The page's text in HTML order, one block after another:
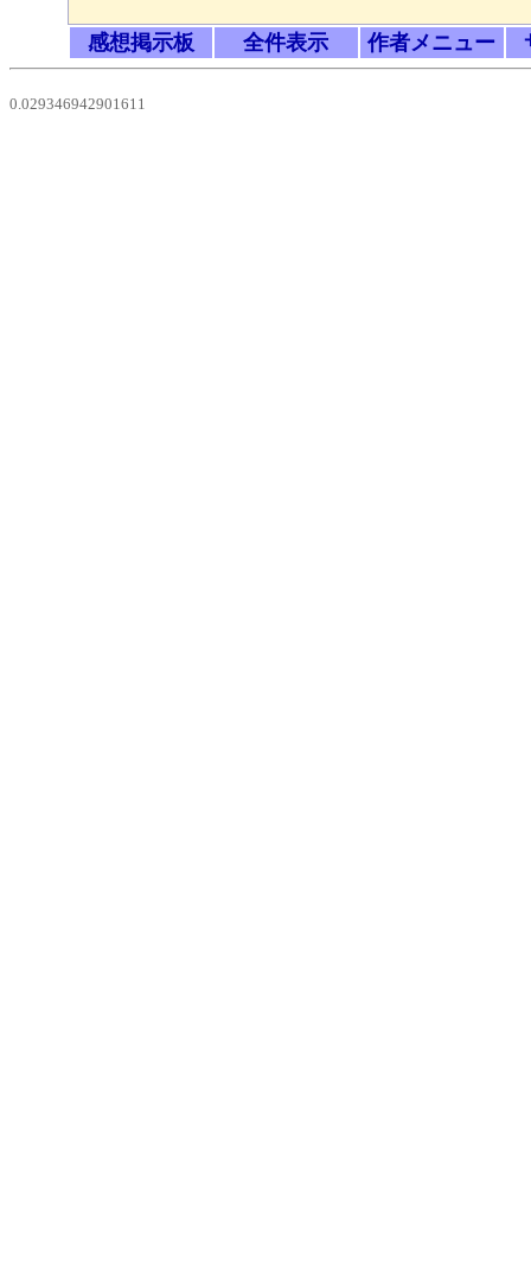
感想掲示板 全件表示 作者メニュー
0.029346942901611